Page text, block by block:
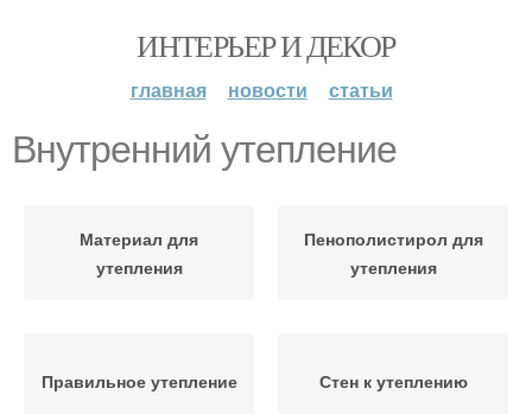
ИНТЕРЬЕР И ДЕКОР
главная новости статьи
Внутренний утепление
Материал для
утепления
Пенополистирол для
утепления
Правильное утепление Стен к утеплению